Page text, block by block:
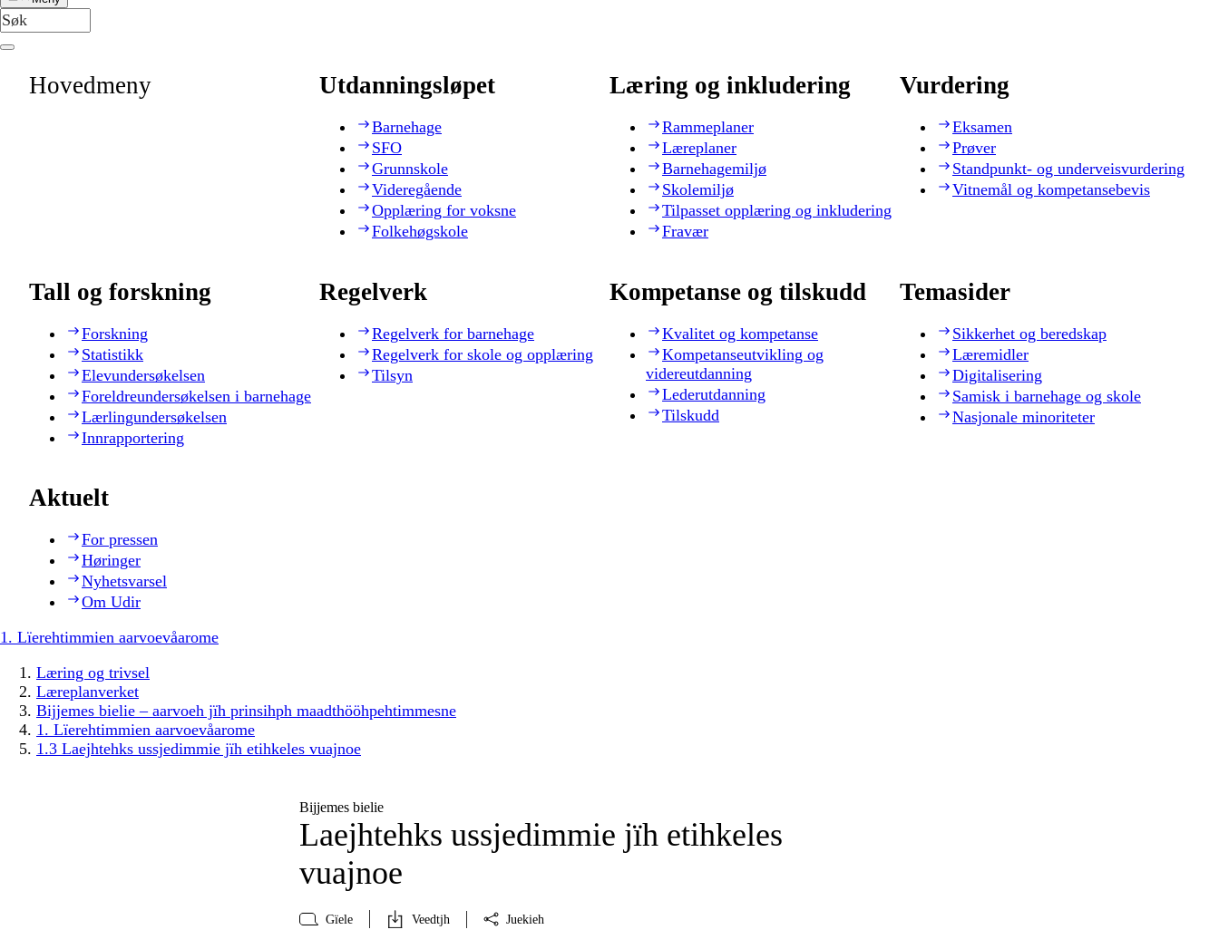
Hovedmeny Utdanningsløpet
Barnehage
SFO
Grunnskole
Videregående
Opplæring for voksne
Folkehøgskole
Læring og inkludering
Rammeplaner
Læreplaner
Barnehagemiljø
Skolemiljø
Tilpasset opplæring og inkludering
Fravær
Vurdering
Eksamen
Prøver
Standpunkt- og underveisvurdering
Vitnemål og kompetansebevis
Tall og forskning
Forskning
Statistikk
Elevundersøkelsen
Foreldreundersøkelsen i barnehage
Lærlingundersøkelsen
Innrapportering
Regelverk
Regelverk for barnehage
Regelverk for skole og opplæring
Tilsyn
Kompetanse og tilskudd
Kvalitet og kompetanse
Kompetanseutvikling og
videreutdanning
Lederutdanning
Tilskudd
Temasider
Sikkerhet og beredskap
Læremidler
Digitalisering
Samisk i barnehage og skole
Nasjonale minoriteter
Aktuelt
For pressen
Høringer
Nyhetsvarsel
Om Udir
1. Lïerehtimmien aarvoevåarome
Læring og trivsel
Læreplanverket
Bijjemes bielie – aarvoeh jïh prinsihph maadthööhpehtimmesne
1. Lïerehtimmien aarvoevåarome
1.3 Laejhtehks ussjedimmie jïh etihkeles vuajnoe
Bijjemes bielie
Laejhtehks ussjedimmie jïh etihkeles
vuajnoe
Gïele Veedtjh Juekieh